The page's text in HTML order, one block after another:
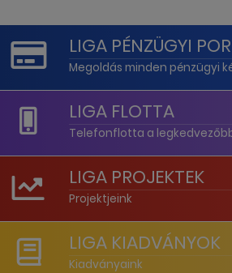
LIGA PÉNZÜGYI
Megoldás minden pénzügyi
LIGA FLOTTA
Telefonflotta a
LIGA PROJEKTEK
Projektjeink
LIGA KIADVÁNYOK
Kiadványaink